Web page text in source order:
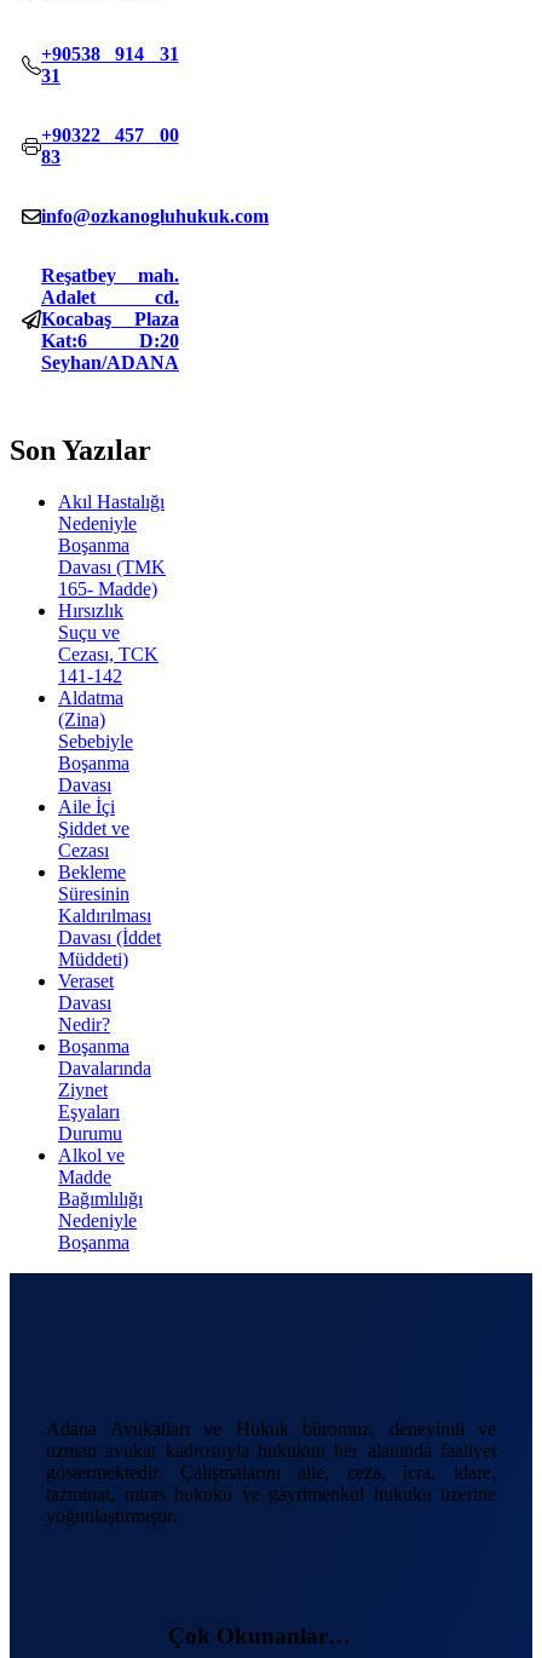
+90538 914 31
31
+90322 457 00
83
info@ozkanogluhukuk.com
Reşatbey mah.
Adalet cd.
Kocabaş Plaza
Kat:6 D:20
Seyhan/ADANA
Son Yazılar
Akıl Hastalığı
Nedeniyle
Boşanma
Davası (TMK
165- Madde)
Hırsızlık
Suçu ve
Cezası, TCK
141-142
Aldatma
(Zina)
Sebebiyle
Boşanma
Davası
Aile İçi
Şiddet ve
Cezası
Bekleme
Süresinin
Kaldırılması
Davası (İddet
Müddeti)
Veraset
Davası
Nedir?
Boşanma
Davalarında
Ziynet
Eşyaları
Durumu
Alkol ve
Madde
Bağımlılığı
Nedeniyle
Boşanma
Adana Avukatları ve Hukuk büromuz, deneyimli ve
uzman avukat kadrosuyla hukukun her alanında faaliyet
göstermektedir. Çalışmalarını aile, ceza, icra, idare,
tazminat, miras hukuku ve gayrimenkul hukuku üzerine
yoğunlaştırmıştır.
Çok Okunanlar…